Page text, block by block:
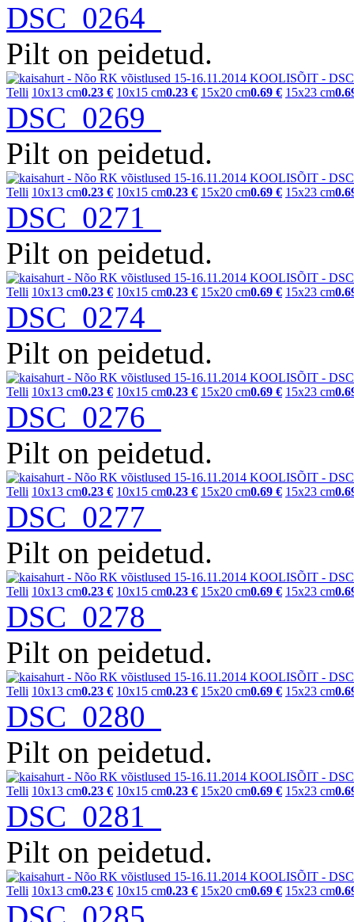
DSC_0264
Pilt on peidetud.
Telli 10x13 cm0.23 € 10x15 cm0.23 € 15x20 cm0.69 € 15x23 cm
DSC_0269
Pilt on peidetud.
Telli 10x13 cm0.23 € 10x15 cm0.23 € 15x20 cm0.69 € 15x23 cm
DSC_0271
Pilt on peidetud.
Telli 10x13 cm0.23 € 10x15 cm0.23 € 15x20 cm0.69 € 15x23 cm
DSC_0274
Pilt on peidetud.
Telli 10x13 cm0.23 € 10x15 cm0.23 € 15x20 cm0.69 € 15x23 cm
DSC_0276
Pilt on peidetud.
Telli 10x13 cm0.23 € 10x15 cm0.23 € 15x20 cm0.69 € 15x23 cm
DSC_0277
Pilt on peidetud.
Telli 10x13 cm0.23 € 10x15 cm0.23 € 15x20 cm0.69 € 15x23 cm
DSC_0278
Pilt on peidetud.
Telli 10x13 cm0.23 € 10x15 cm0.23 € 15x20 cm0.69 € 15x23 cm
DSC_0280
Pilt on peidetud.
Telli 10x13 cm0.23 € 10x15 cm0.23 € 15x20 cm0.69 € 15x23 cm
DSC_0281
Pilt on peidetud.
Telli 10x13 cm0.23 € 10x15 cm0.23 € 15x20 cm0.69 € 15x23 cm